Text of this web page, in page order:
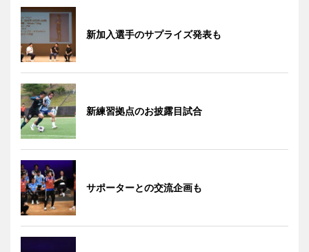
新加入選手のサプライズ発表も
新練習拠点のお披露目試合
サポーターとの交流企画も